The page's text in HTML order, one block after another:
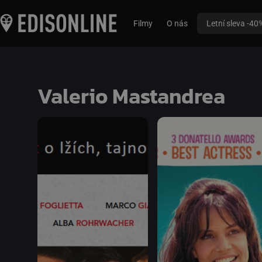
Filmy O nás Letní sleva -
Valerio Mastandrea